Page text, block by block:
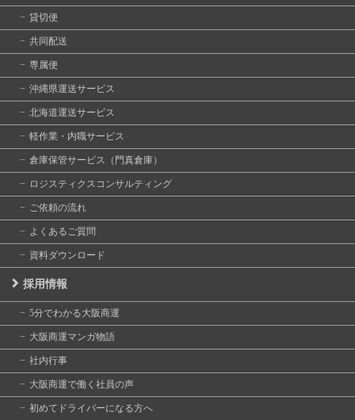
貸切便
共同配送
専属便
沖縄県運送サービス
北海道運送サービス
軽作業・内職サービス
倉庫保管サービス（門真倉庫）
ロジスティクスコンサルティング
ご依頼の流れ
よくあるご質問
資料ダウンロード
採用情報
5分でわかる大阪商運
大阪商運マンガ物語
社内行事
大阪商運で働く社員の声
初めてドライバーになる方へ